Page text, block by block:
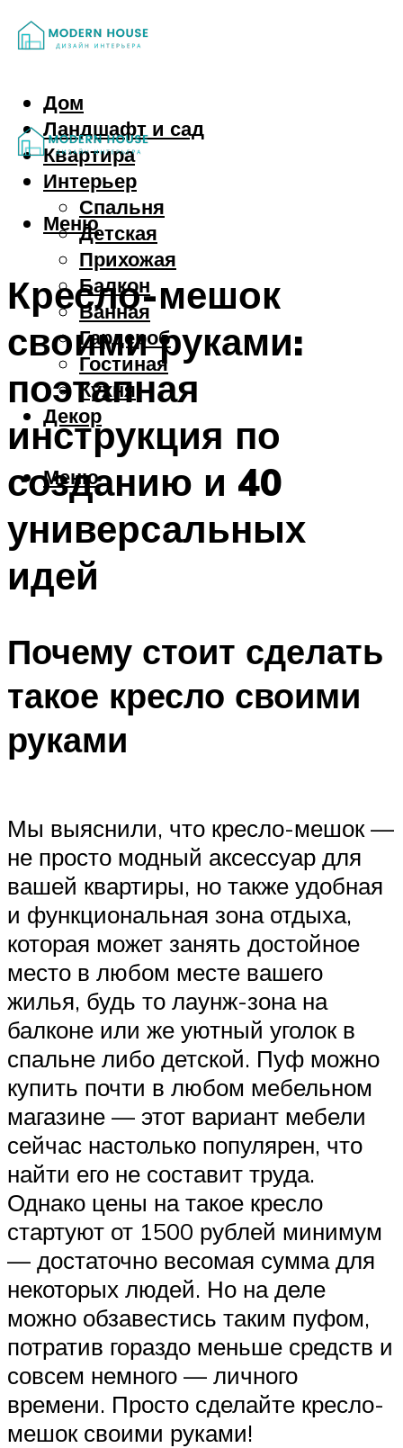
Дом
Ландшафт и сад
Квартира
Интерьер
Спальня
Детская
Прихожая
Балкон
Ванная
Гардероб
Гостиная
Кухня
Декор
Меню
Меню
Кресло-мешок
своими руками:
поэтапная
инструкция по
созданию и 40
универсальных
идей
Почему стоит сделать
такое кресло своими
руками
Мы выяснили, что кресло-мешок —
не просто модный аксессуар для
вашей квартиры, но также удобная
и функциональная зона отдыха,
которая может занять достойное
место в любом месте вашего
жилья, будь то лаунж-зона на
балконе или же уютный уголок в
спальне либо детской. Пуф можно
купить почти в любом мебельном
магазине — этот вариант мебели
сейчас настолько популярен, что
найти его не составит труда.
Однако цены на такое кресло
стартуют от 1500 рублей минимум
— достаточно весомая сумма для
некоторых людей. Но на деле
можно обзавестись таким пуфом,
потратив гораздо меньше средств и
совсем немного — личного
времени. Просто сделайте кресло-
мешок своими руками!